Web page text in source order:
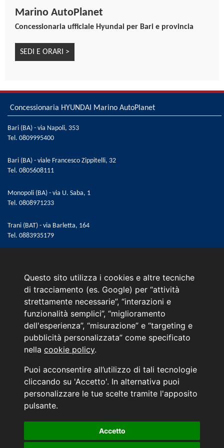
Questo sito utilizza i cookies e altre tecniche
di tracciamento (es. Google) per “attività
strettamente necessarie”, “interazioni e
funzionalità semplici”, “miglioramento
dell'esperienza”, “misurazione” e “targeting e
pubblicità personalizzata” come specificato
nella cookie policy.
Puoi acconsentire all’utilizzo di tali tecnologie
cliccando su 'Accetto'. In alternativa puoi
personalizzare le tue scelte tramite l'apposito
pulsante.
Accetto
Vernice metallizzata Typhoon Silver
Volante regolabile in altezza
Volante riscaldato
Volante rivestito in pelle
Marino AutoPlanet
Concessionaria ufficiale Hyundai per Bari e provincia
SEDI E ORARI >
Concessionaria HYUNDAI Marino AutoPlanet
Bari (BA) - via Napoli, 353
Tel. 0809995400
Bari (BA) - viale Francesco Zippitelli, 32
Tel. 0805608111
Monopoli (BA) - via U. Saba, 1
Tel. 0808971233
Trani (BAT) - via Barletta, 164
Tel. 0883935179
Menù
L'azienda
Hyundai Business Center
Orari di apertura e chiusura
Contattaci
Convenzioni Hyundai
Informativa sulla Privacy
INFORMATIVA AI SENSI DELL'ART. 79 DEL REG. IVASS n° 40/2018
Aggiorna le tue preferenze di consenso alle tecnologie di tracciamento.